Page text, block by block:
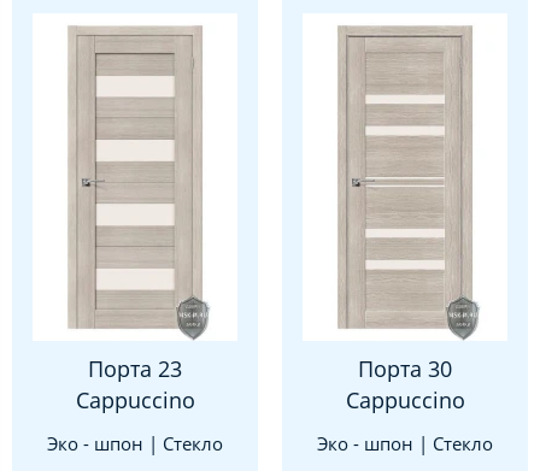
Порта 23
Cappuccino
Эко - шпон | Стекло
Порта 30
Cappuccino
Эко - шпон | Стекло